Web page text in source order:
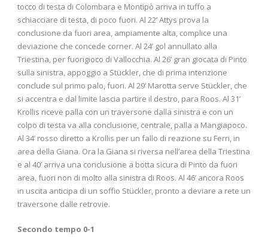
tocco di testa di Colombara e Montipò arriva in tuffo a
schiacciare di testa, di poco fuori. Al 22’ Attys prova la
conclusione da fuori area, ampiamente alta, complice una
deviazione che concede corner. Al 24’ gol annullato alla
Triestina, per fuorigioco di Vallocchia. Al 26’ gran giocata di Pinto
sulla sinistra, appoggio a Stückler, che di prima intenzione
conclude sul primo palo, fuori. Al 29’ Marotta serve Stückler, che
si accentra e dal limite lascia partire il destro, para Roos. Al 31’
Krollis riceve palla con un traversone dalla sinistra e con un
colpo di testa va alla conclusione, centrale, palla a Mangiapoco.
Al 34’ rosso diretto a Krollis per un fallo di reazione su Ferri, in
area della Giana. Ora la Giana si riversa nell’area della Triestina
e al 40’ arriva una conclusione a botta sicura di Pinto da fuori
area, fuori non di molto alla sinistra di Roos. Al 46’ ancora Roos
in uscita anticipa di un soffio Stückler, pronto a deviare a rete un
traversone dalle retrovie.
Secondo tempo 0-1